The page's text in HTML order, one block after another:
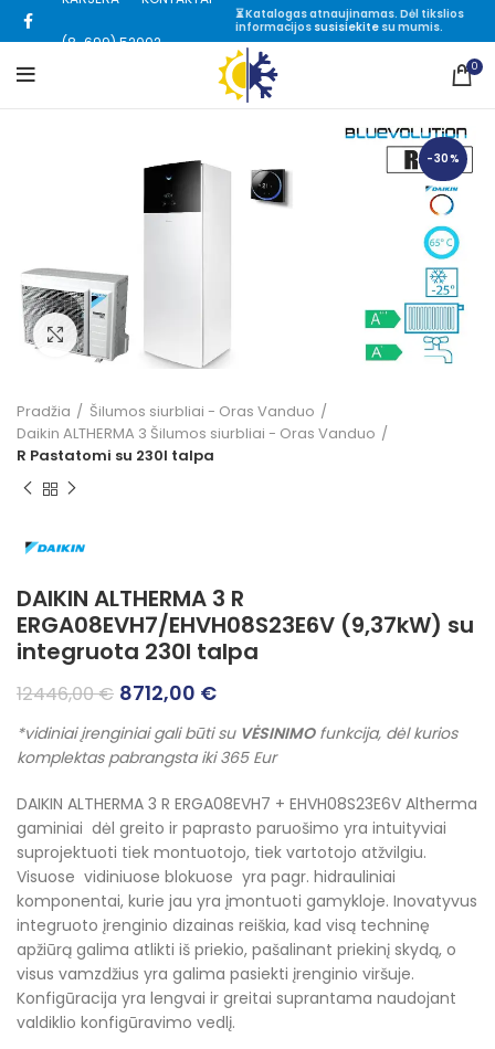
(8-699) 52002
⏳ Katalogas atnaujinamas. Dėl tikslios
informacijos susisiekitesu mumis.
0
-30%
Click to enlarge
Pradžia
Šilumos siurbliai - Oras Vanduo
Daikin ALTHERMA 3 Šilumos siurbliai - Oras Vanduo
R Pastatomi su 230l talpa
DAIKIN ALTHERMA 3 R
ERGA08EVH7/EHVH08S23E6V (9,37kW) su
integruota 230l talpa
12446,00€ Original
was:
12446,00 €.
8712,00 €Current
is:
8712,00 €.
*vidiniai įrenginiai gali būti su VĖSINIMOfunkcija, dėl kurios
komplektas pabrangsta iki 365 Eur
DAIKIN ALTHERMA 3 R ERGA08EVH7 + EHVH08S23E6V Altherma
gaminiai dėl greito ir paprasto paruošimo yra intuityviai
suprojektuoti tiek montuotojo, tiek vartotojo atžvilgiu.
Visuose vidiniuose blokuose yra pagr. hidrauliniai
komponentai, kurie jau yra įmontuoti gamykloje. Inovatyvus
integruoto įrenginio dizainas reiškia, kad visą techninę
apžiūrą galima atlikti iš priekio, pašalinant priekinį skydą, o
visus vamzdžius yra galima pasiekti įrenginio viršuje.
Konfigūracija yra lengvai ir greitai suprantama naudojant
valdiklio konfigūravimo vedlį.